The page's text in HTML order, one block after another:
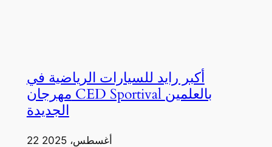
أكبر رايد للسيارات الرياضية في
مهرجان CED Sportival بالعلمين
الجديدة
22 أغسطس، 2025